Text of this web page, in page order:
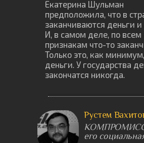
Екатерина Шульман
предположила, что в
заканчиваются деньги
И, в самом деле, по всем
признакам что-то
Только это, как
деньги. У государства
закончатся никогда.
Рустем
КОМПРОМИСС
его